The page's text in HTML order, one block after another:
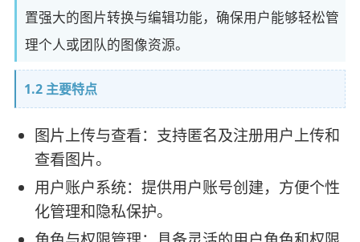
置强大的图片转换与编辑功能，确保用户能够轻松管
理个人或团队的图像资源。
1.2 主要特点
图片上传与查看：支持匿名及注册用户上传和
查看图片。
用户账户系统：提供用户账号创建，方便个性
化管理和隐私保护。